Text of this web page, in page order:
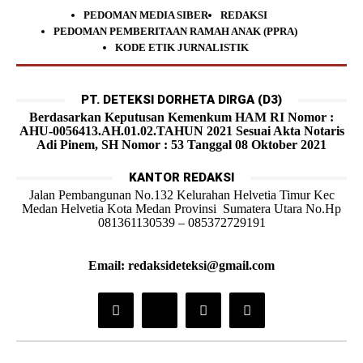
PEDOMAN MEDIA SIBER
REDAKSI
PEDOMAN PEMBERITAAN RAMAH ANAK (PPRA)
KODE ETIK JURNALISTIK
PT. DETEKSI DORHETA DIRGA (D3)
Berdasarkan Keputusan Kemenkum HAM RI Nomor :
AHU-0056413.AH.01.02.TAHUN 2021 Sesuai Akta Notaris
Adi Pinem, SH Nomor : 53 Tanggal 08 Oktober 2021
KANTOR REDAKSI
Jalan Pembangunan No.132 Kelurahan Helvetia Timur Kec
Medan Helvetia Kota Medan Provinsi Sumatera Utara No.Hp
081361130539 – 085372729191
Email: redaksideteksi@gmail.com